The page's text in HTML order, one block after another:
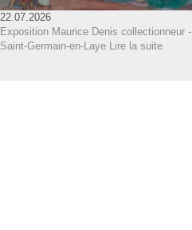
22.07.2026
Exposition Maurice Denis collectionneur -
Saint-Germain-en-Laye Lire la suite